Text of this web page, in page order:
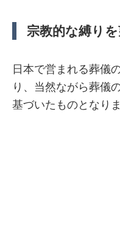
宗教的な縛り
日本で営まれる葬儀
り、当然ながら葬儀
基づいたものとなりま